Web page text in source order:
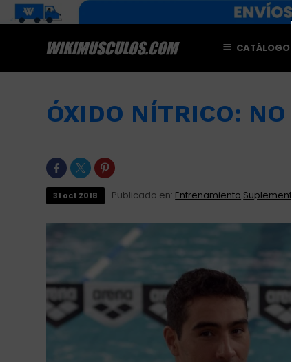
CATÁLOGO
ÓXIDO NÍTRICO: NO
  
31 oct 2018 Publicado en: Entrenamiento